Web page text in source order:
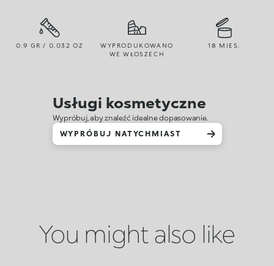
0.9 GR / 0.032 OZ
WYPRODUKOWANO
WE WŁOSZECH
18 MIES.
Usługi kosmetyczne
Wypróbuj, aby znaleźć idealne dopasowanie.
WYPRÓBUJ NATYCHMIAST
You might also like